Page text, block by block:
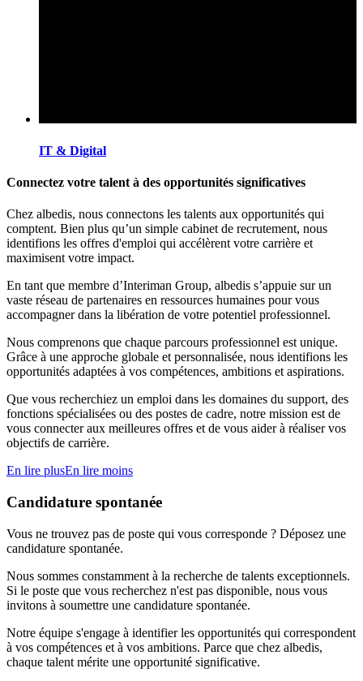
IT & Digital
Connectez votre talent à des opportunités significatives
Chez albedis, nous connectons les talents aux opportunités qui
comptent. Bien plus qu’un simple cabinet de recrutement, nous
identifions les offres d'emploi qui accélèrent votre carrière et
maximisent votre impact.
En tant que membre d’Interiman Group, albedis s’appuie sur un
vaste réseau de partenaires en ressources humaines pour vous
accompagner dans la libération de votre potentiel professionnel.
Nous comprenons que chaque parcours professionnel est unique.
Grâce à une approche globale et personnalisée, nous identifions les
opportunités adaptées à vos compétences, ambitions et aspirations.
Que vous recherchiez un emploi dans les domaines du support, des
fonctions spécialisées ou des postes de cadre, notre mission est de
vous connecter aux meilleures offres et de vous aider à réaliser vos
objectifs de carrière.
En lire plusEn lire moins
Candidature spontanée
Vous ne trouvez pas de poste qui vous corresponde ? Déposez une
candidature spontanée.
Nous sommes constamment à la recherche de talents exceptionnels.
Si le poste que vous recherchez n'est pas disponible, nous vous
invitons à soumettre une candidature spontanée.
Notre équipe s'engage à identifier les opportunités qui correspondent
à vos compétences et à vos ambitions. Parce que chez albedis,
chaque talent mérite une opportunité significative.